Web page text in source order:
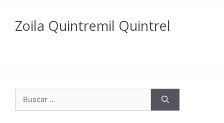
Zoila Quintremil Quintrel